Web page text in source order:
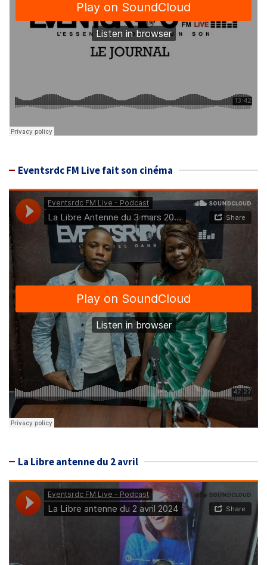
Eventsrdc FM Live fait son cinéma
La Libre antenne du 2 avril